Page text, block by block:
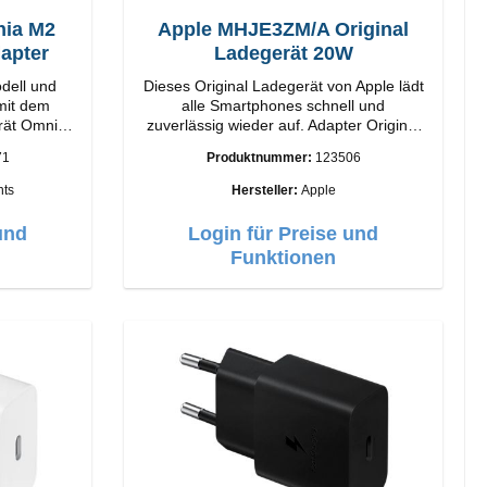
M2
und
dem
Omnia
und
mit
einfache
für das
Sie Ihr
Apple MHJE3ZM/A Original
Ladegerät 20W
Dieses Original Ladegerät von Apple lädt
alle Smartphones schnell und
zuverlässig wieder auf. Adapter Original
Anschlüsse: USB-C Output: 20W Farbe:
Weiss
Produktnummer: 123506
Hersteller: Apple
Login für Preise und
Funktionen